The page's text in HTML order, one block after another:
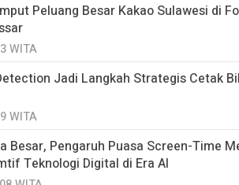
Peluang Besar Kakao Sulawesi di
WITA
Jadi Langkah Strategis Cetak
WITA
Besar, Pengaruh Puasa Screen-Time
Teknologi Digital di Era AI